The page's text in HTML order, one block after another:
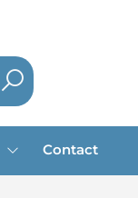
Contact